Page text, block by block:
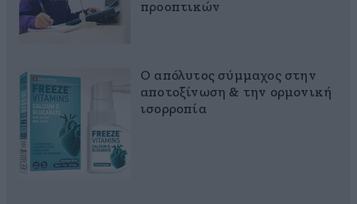
προοπτικών
Ο απόλυτος σύμμαχος στην
αποτοξίνωση & την ορμονική
ισορροπία